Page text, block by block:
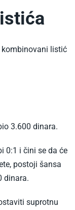
listić
3.600 dinara.
0:1 i čini se da će
postoji šansa
dinara.
suprotnu